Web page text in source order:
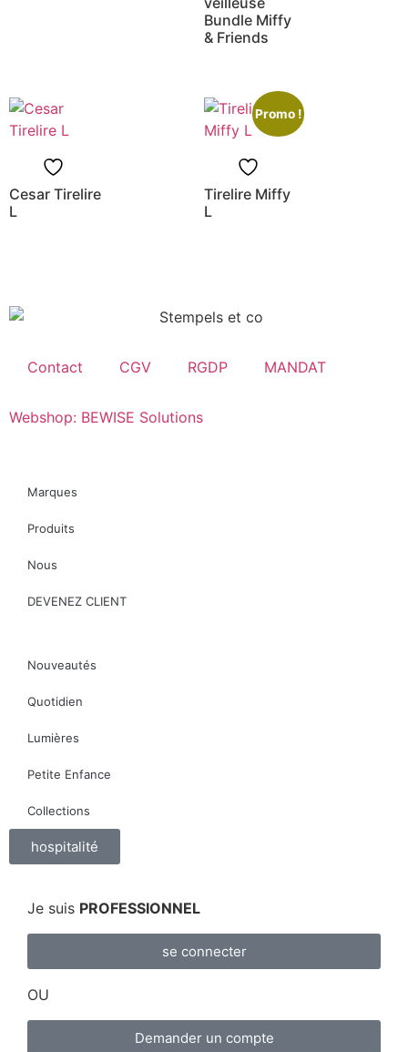
Bundle Miffy
& Friends
Cesar Tirelire
L
Promo !
Tirelire Miffy
L
Contact CGV RGDP MANDAT
Webshop: BEWISE Solutions
Marques
Produits
Nous
DEVENEZ CLIENT
Nouveautés
Quotidien
Lumières
Petite Enfance
Collections
hospitalité
Je suis PROFESSIONNEL
se connecter
OU
Demander un compte